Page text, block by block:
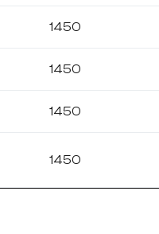
1450
1450
1450
1450